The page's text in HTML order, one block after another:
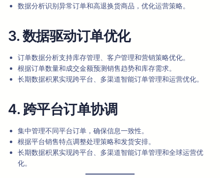
数据分析识别异常订单和高退换货商品，优化运营策略。
3. 数据驱动订单优化
订单数据分析支持库存管理、客户管理和营销策略优化。
根据订单数量和成交金额预测销售趋势和库存需求。
长期数据积累实现跨平台、多渠道智能订单管理和运营优化。
4. 跨平台订单协调
集中管理不同平台订单，确保信息一致性。
根据平台销售特点调整处理策略和发货安排。
长期数据积累实现跨平台、多渠道智能订单管理和全球运营优
化。